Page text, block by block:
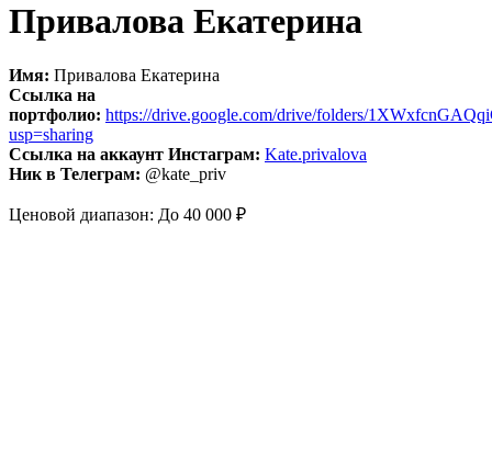
Привалова Екатерина
Имя: Привалова Екатерина
Ссылка на
портфолио: https://drive.google.com/drive/folders/
usp=sharing
Ссылка на аккаунт Инстаграм: Kate.privalova
Ник в Телеграм: @kate_priv
Ценовой диапазон: До 40 000 ₽